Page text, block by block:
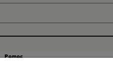
Pomoc